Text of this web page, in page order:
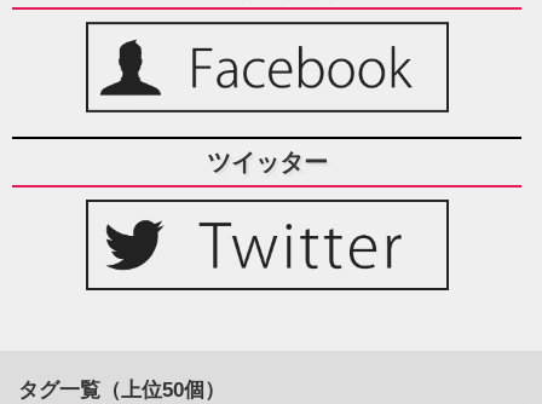
ツイッター
タグ一覧（上位50個）